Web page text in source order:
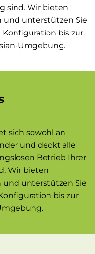
sind. Wir bieten
und unterstützen Sie
bis zur
Umgebung.
sich sowohl an
und deckt alle
Betrieb Ihrer
Wir bieten
und unterstützen Sie
bis zur